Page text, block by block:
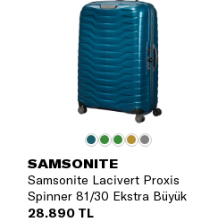
SAMSONITE
Samsonite Lacivert Proxis
Spinner 81/30 Ekstra Büyük
Boy Valiz
28.890 TL